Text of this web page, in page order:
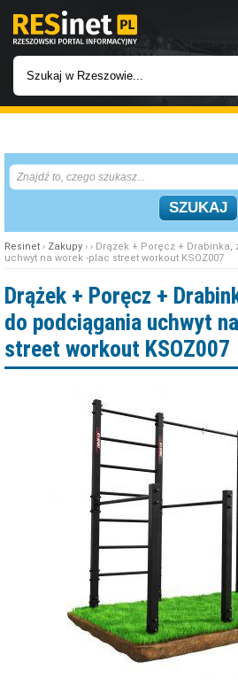
INWESTYCJE
IMPREZY
W KINACH
GASTRONOMIA
W RZESZOWIE
Resinet › Zakupy › › Drążek + Poręcz +
uchwyt na worek -plac street workout KSOZ007
Drążek + Poręcz +
do podciągania uchwyt
street workout KSOZ007